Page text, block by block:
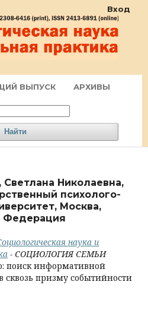
ВЫПУСК АРХИВЫ
Найти
Вход
Николаевна,
психолого-
Москва,
Федерация
наука и
- СОЦИОЛОГИЯ СЕМЬИ
поиск информативной
сквозь призму событийности